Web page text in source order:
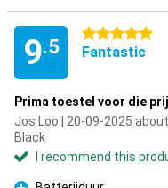
9.5
5 stars
Fantastic
Prima toestel voor die
Jos Loo | 20-09-2025
Black
I recommend this